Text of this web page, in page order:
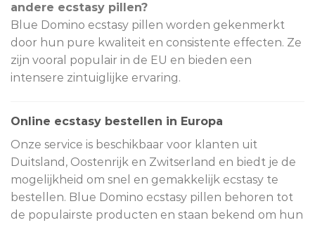
andere ecstasy pillen?
Blue Domino ecstasy pillen worden gekenmerkt
door hun pure kwaliteit en consistente effecten. Ze
zijn vooral populair in de EU en bieden een
intensere zintuiglijke ervaring.
Online ecstasy bestellen in Europa
Onze service is beschikbaar voor klanten uit
Duitsland, Oostenrijk en Zwitserland en biedt je de
mogelijkheid om snel en gemakkelijk ecstasy te
bestellen. Blue Domino ecstasy pillen behoren tot
de populairste producten en staan bekend om hun